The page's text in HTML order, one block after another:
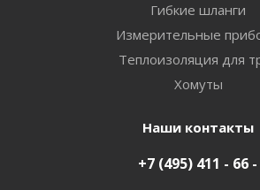
Гибкие шланги
Измерительные
Теплоизоляция для
Хомуты
Наши контакты
+7 (495) 411 - 66